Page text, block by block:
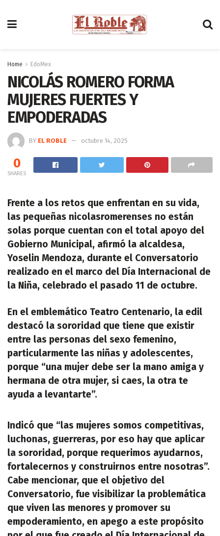
Home EdoMex
NICOLÁS ROMERO FORMA
MUJERES FUERTES Y
EMPODERADAS
BY EL ROBLE octubre 14, 2025
0
SHARES
Frente a los retos que enfrentan en su vida,
las pequeñas nicolasromerenses no están
solas porque cuentan con el total apoyo del
Gobierno Municipal, afirmó la alcaldesa,
Yoselin Mendoza, durante el Conversatorio
realizado en el marco del Día Internacional de
la Niña, celebrado el pasado 11 de octubre.
En el emblemático Teatro Centenario, la edil
destacó la sororidad que tiene que existir
entre las personas del sexo femenino,
particularmente las niñas y adolescentes,
porque “una mujer debe ser la mano amiga y
hermana de otra mujer, si caes, la otra te
ayuda a levantarte”.
Indicó que “las mujeres somos competitivas,
luchonas, guerreras, por eso hay que aplicar
la sororidad, porque requerimos ayudarnos,
fortalecernos y construirnos entre nosotras”.
Cabe mencionar, que el objetivo del
Conversatorio, fue visibilizar la problemática
que viven las menores y promover su
empoderamiento, en apego a este propósito